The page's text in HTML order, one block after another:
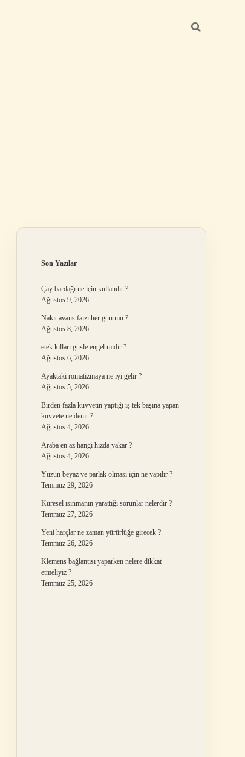
Son Yazılar
Çay bardağı ne için kullanılır ?
Ağustos 9, 2026
Nakit avans faizi her gün mü ?
Ağustos 8, 2026
etek kılları gusle engel midir ?
Ağustos 6, 2026
Ayaktaki romatizmaya ne iyi gelir ?
Ağustos 5, 2026
Birden fazla kuvvetin yaptığı iş tek başına yapan
kuvvete ne denir ?
Ağustos 4, 2026
Araba en az hangi hızda yakar ?
Ağustos 4, 2026
Yüzün beyaz ve parlak olması için ne yapılır ?
Temmuz 29, 2026
Küresel ısınmanın yarattığı sorunlar nelerdir ?
Temmuz 27, 2026
Yeni harçlar ne zaman yürürlüğe girecek ?
Temmuz 26, 2026
Klemens bağlantısı yaparken nelere dikkat
etmeliyiz ?
Temmuz 25, 2026